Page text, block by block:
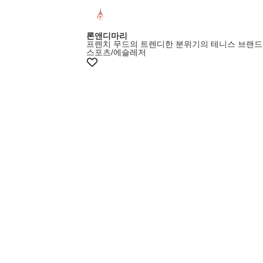
론앤디마리
프렌치 무드의 트렌디한 분위기의 테니스 브랜드
스포츠/에슬레저